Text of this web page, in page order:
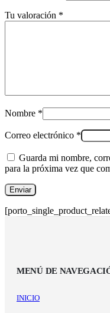
Tu valoración *
Nombre *
Correo electrónico *
Guarda mi nombre,
para la próxima vez que
MENÚ DE
INICIO